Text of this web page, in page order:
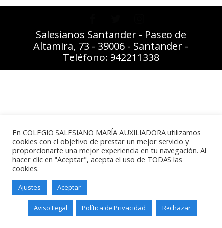
Salesianos Santander - Paseo de
Altamira, 73 - 39006 - Santander -
Teléfono: 942211338
En COLEGIO SALESIANO MARÍA AUXILIADORA utilizamos
cookies con el objetivo de prestar un mejor servicio y
proporcionarte una mejor experiencia en tu navegación. Al
hacer clic en "Aceptar", acepta el uso de TODAS las
cookies.
Ajustes Aceptar
Aviso Legal Política de Privacidad Rechazar